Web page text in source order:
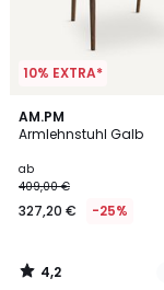
10% EXTRA*
AM.PM
Armlehnstuhl Galb
ab
409,00 €
327,20 € -25%
4,2
/ 5
2
Farben
4,2
/